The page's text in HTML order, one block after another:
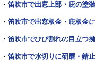
・ 笛吹市で出窓上部・庇の塗
・ 笛吹市で出窓板金・庇板金
・ 笛吹市でひび割れの目立つ
・ 笛吹市で水切りに研磨・錆